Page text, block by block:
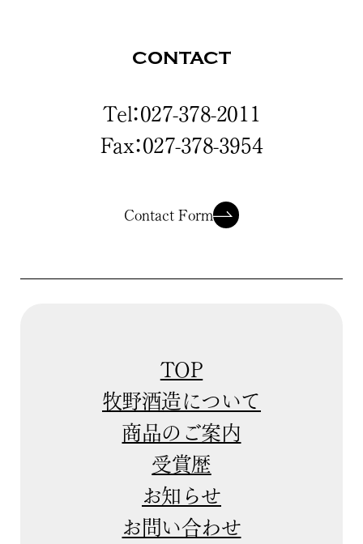
CONTACT
Tel：027-378-2011
Fax：027-378-3954
Contact Form
TOP
牧野酒造について
商品のご案内
受賞歴
お知らせ
お問い合わせ